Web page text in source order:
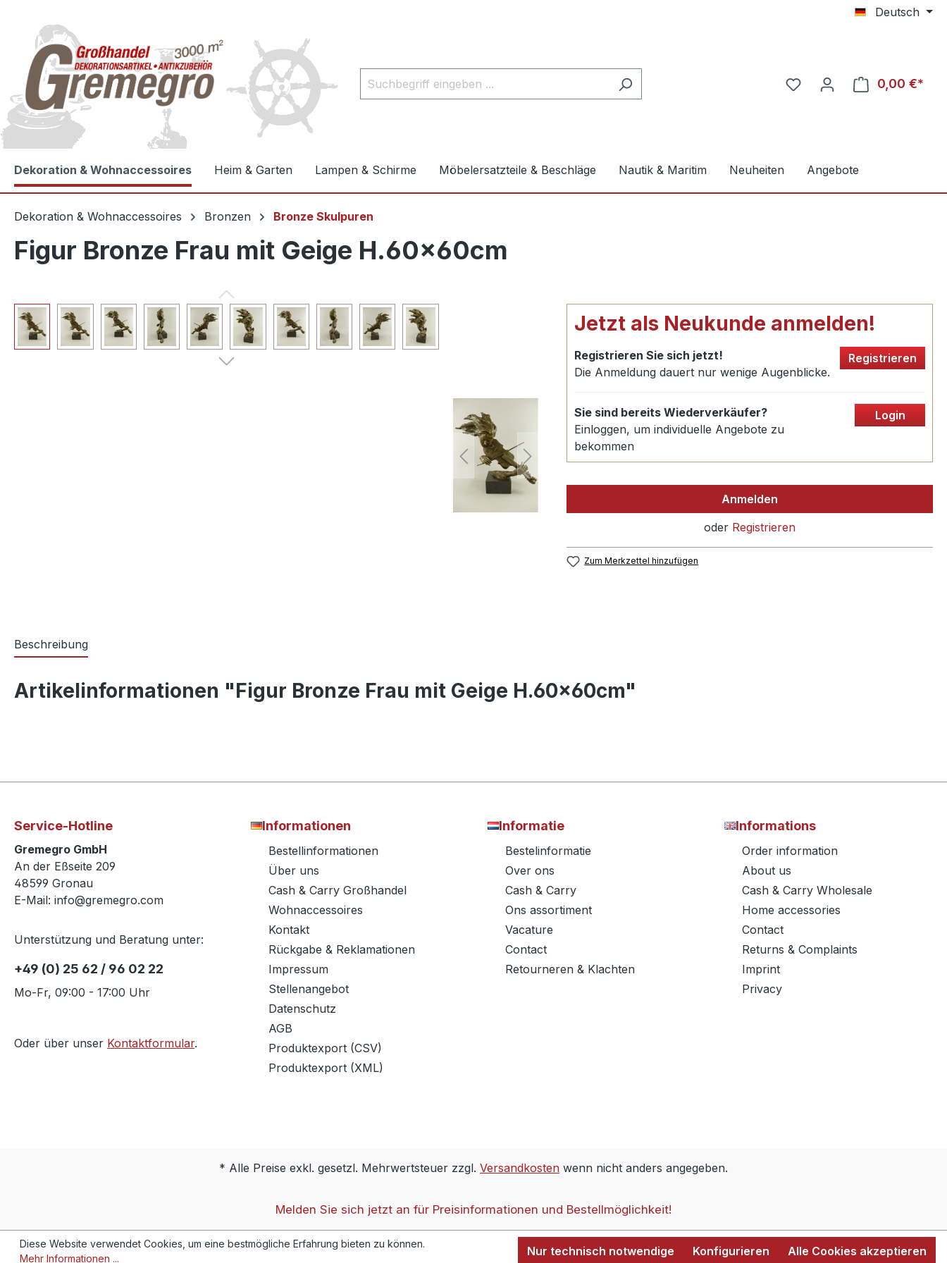
Deutsch
0,00 €*
Dekoration & Wohnaccessoires Heim & Garten Lampen & Schirme Möbelersatzteile & Beschläge Nautik & Maritim Neuheiten Angebote
Dekoration & Wohnaccessoires Bronzen Bronze Skulpuren
Figur Bronze Frau mit Geige H.60x60cm
Jetzt als Neukunde anmelden!
Registrieren Sie sich jetzt!
Die Anmeldung dauert nur wenige Augenblicke.
Registrieren
Sie sind bereits Wiederverkäufer?
Einloggen, um individuelle Angebote zu
bekommen
Login
Anmelden
oder Registrieren
Zum Merkzettel hinzufügen
Beschreibung
Artikelinformationen "Figur Bronze Frau mit Geige H.60x60cm"
Service-Hotline
Gremegro GmbH
An der Eßseite 209
48599 Gronau
E-Mail: info@gremegro.com
Unterstützung und Beratung unter:
+49 (0) 25 62 / 96 02 22
Mo-Fr, 09:00 - 17:00 Uhr
Oder über unser Kontaktformular.
Informationen
Bestellinformationen
Über uns
Cash & Carry Großhandel
Wohnaccessoires
Kontakt
Rückgabe & Reklamationen
Impressum
Stellenangebot
Datenschutz
AGB
Produktexport (CSV)
Produktexport (XML)
Informatie
Bestelinformatie
Over ons
Cash & Carry
Ons assortiment
Vacature
Contact
Retourneren & Klachten
Informations
Order information
About us
Cash & Carry Wholesale
Home accessories
Contact
Returns & Complaints
Imprint
Privacy
* Alle Preise exkl. gesetzl. Mehrwertsteuer zzgl. Versandkosten wenn nicht anders angegeben.
Melden Sie sich jetzt an für Preisinformationen und Bestellmöglichkeit!
Diese Website verwendet Cookies, um eine bestmögliche Erfahrung bieten zu können.
Mehr Informationen ...
Nur technisch notwendige Konfigurieren Alle Cookies akzeptieren